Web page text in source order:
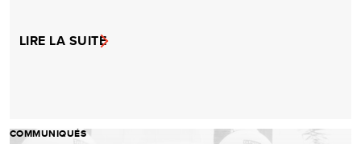
LIRE LA SUITE
COMMUNIQUÉS